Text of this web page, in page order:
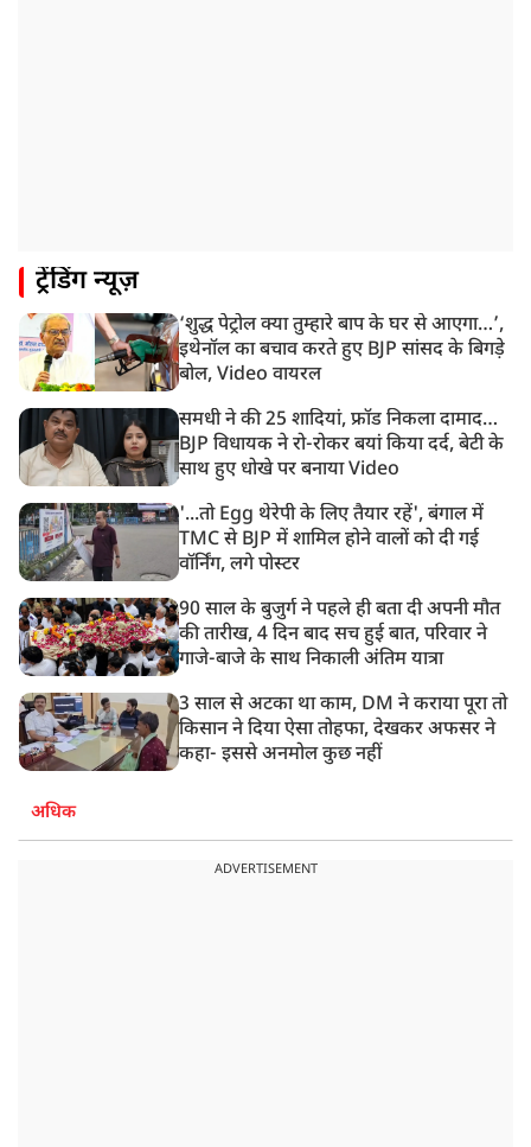
अभिषेक बनर्जी को आंखों के इलाज के लिए विदेश जाने की
1:40 PM
रांची: झारखंड विधानसभा परिसर में घुसे छात्र प्रदर्शनकारी,
पुलिस ने किया लाठीचार्ज
ट्रेंडिंग न्यूज़
‘शुद्ध पेट्रोल क्या तुम्हारे बाप के घर से आएगा…’,
इथेनॉल का बचाव करते हुए BJP सांसद के बिगड़े
बोल, Video वायरल
समधी ने की 25 शादियां, फ्रॉड निकला दामाद…
BJP विधायक ने रो-रोकर बयां किया दर्द, बेटी के
साथ हुए धोखे पर बनाया Video
'...तो Egg थेरेपी के लिए तैयार रहें', बंगाल में
TMC से BJP में शामिल होने वालों को दी गई
वॉर्निंग, लगे पोस्टर
90 साल के बुजुर्ग ने पहले ही बता दी अपनी मौत
की तारीख, 4 दिन बाद सच हुई बात, परिवार ने
गाजे-बाजे के साथ निकाली अंतिम यात्रा
3 साल से अटका था काम, DM ने कराया पूरा तो
किसान ने दिया ऐसा तोहफा, देखकर अफसर ने
कहा- इससे अनमोल कुछ नहीं
अधिक
ADVERTISEMENT